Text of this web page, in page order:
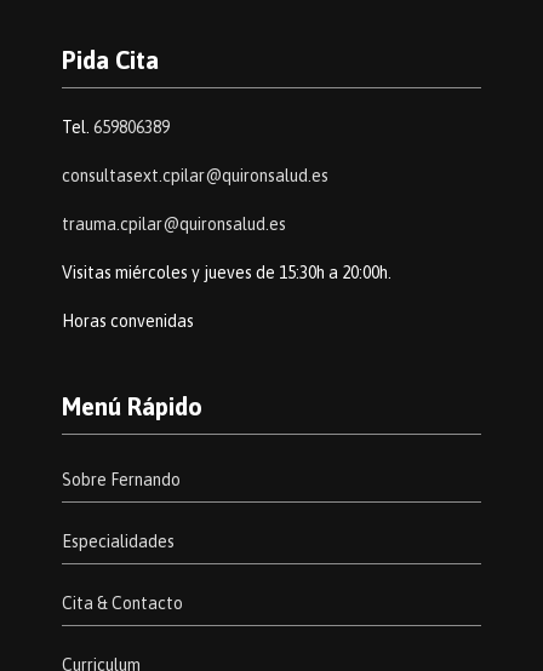
Pida Cita
Tel. 659806389
consultasext.cpilar@quironsalud.es
trauma.cpilar@quironsalud.es
Visitas miércoles y jueves de 15:30h a 20:00h.
Horas convenidas
Menú Rápido
Sobre Fernando
Especialidades
Cita & Contacto
Curriculum